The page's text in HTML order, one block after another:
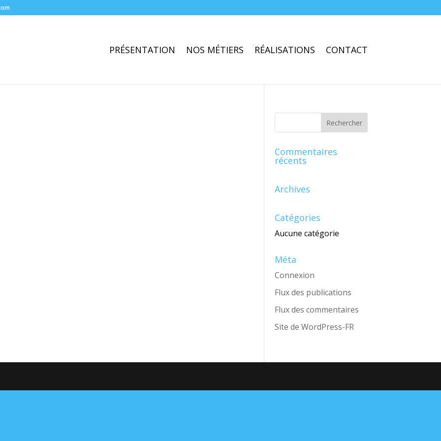
PRÉSENTATION NOS MÉTIERS RÉALISATIONS CONTACT
Commentaires
récents
Archives
Catégories
Aucune catégorie
Méta
Connexion
Flux des publications
Flux des commentaires
Site de WordPress-FR